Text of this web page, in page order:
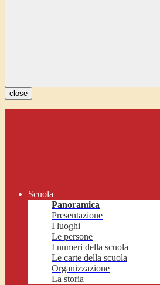
close
Scuola
Panoramica
Presentazione
I luoghi
Le persone
I numeri della scuola
Le carte della scuola
Organizzazione
La storia